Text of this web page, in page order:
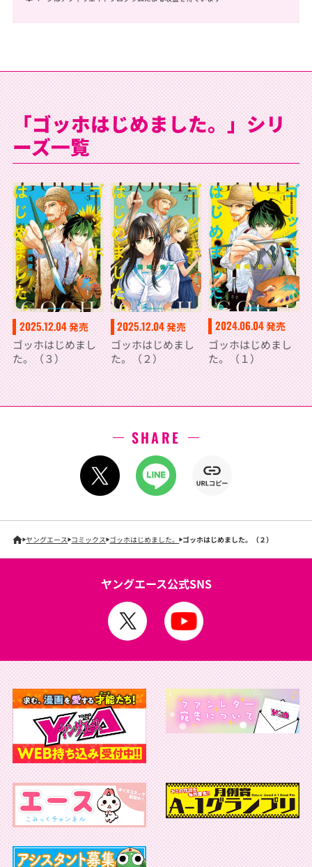
「ゴッホはじめました。」シリ
ーズ一覧
2025.12.04発売
ゴッホはじめまし
た。（３）
2025.12.04発売
ゴッホはじめまし
た。（２）
2024.06.04発売
ゴッホはじめまし
た。（１）
SHARE
ヤングエース コミックス ゴッホはじめました。 ゴッホはじめました。（２）
ヤングエース公式SNS